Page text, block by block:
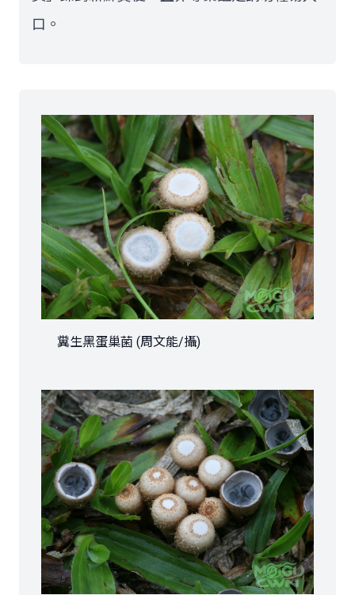
口。
糞生黑蛋巢菌 (周文能/攝)